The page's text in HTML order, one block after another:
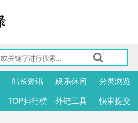
站长资讯 娱乐休闲
分类浏览
TOP排行榜 外链工具 快审提交